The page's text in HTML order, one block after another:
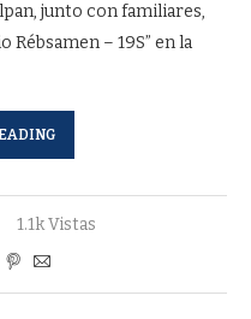
junto con familiares,
– 19S” en la
1.1k Vistas